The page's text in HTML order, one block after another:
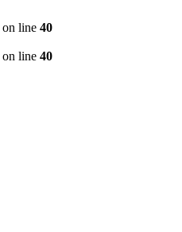
on line 40
on line 40